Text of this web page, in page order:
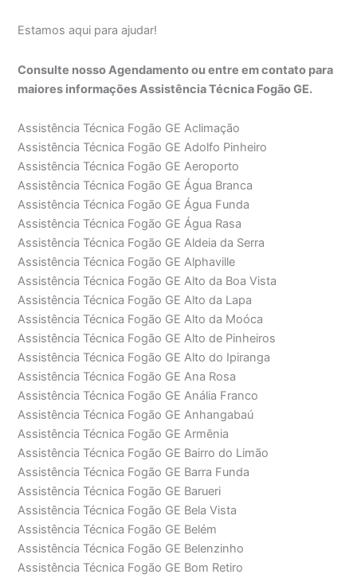
Estamos aqui para ajudar!
Consulte nosso Agendamento ou entre em contato para
maiores informações Assistência Técnica Fogão GE.
Assistência Técnica Fogão GE Aclimação
Assistência Técnica Fogão GE Adolfo Pinheiro
Assistência Técnica Fogão GE Aeroporto
Assistência Técnica Fogão GE Água Branca
Assistência Técnica Fogão GE Água Funda
Assistência Técnica Fogão GE Água Rasa
Assistência Técnica Fogão GE Aldeia da Serra
Assistência Técnica Fogão GE Alphaville
Assistência Técnica Fogão GE Alto da Boa Vista
Assistência Técnica Fogão GE Alto da Lapa
Assistência Técnica Fogão GE Alto da Moóca
Assistência Técnica Fogão GE Alto de Pinheiros
Assistência Técnica Fogão GE Alto do Ipiranga
Assistência Técnica Fogão GE Ana Rosa
Assistência Técnica Fogão GE Anália Franco
Assistência Técnica Fogão GE Anhangabaú
Assistência Técnica Fogão GE Armênia
Assistência Técnica Fogão GE Bairro do Limão
Assistência Técnica Fogão GE Barra Funda
Assistência Técnica Fogão GE Barueri
Assistência Técnica Fogão GE Bela Vista
Assistência Técnica Fogão GE Belém
Assistência Técnica Fogão GE Belenzinho
Assistência Técnica Fogão GE Bom Retiro